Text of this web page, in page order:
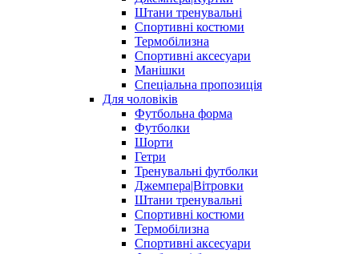
Штани тренувальні
Спортивні костюми
Термобілизна
Спортивні аксесуари
Манішки
Спеціальна пропозиція
Для чоловіків
Футбольна форма
Футболки
Шорти
Гетри
Тренувальні футболки
Джемпера|Вітровки
Штани тренувальні
Спортивні костюми
Термобілизна
Спортивні аксесуари